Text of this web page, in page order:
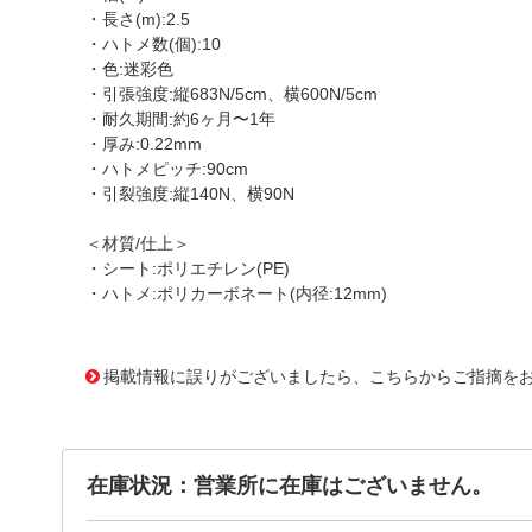
・長さ(m):2.5
・ハトメ数(個):10
・色:迷彩色
・引張強度:縦683N/5cm、横600N/5cm
・耐久期間:約6ヶ月〜1年
・厚み:0.22mm
・ハトメピッチ:90cm
・引裂強度:縦140N、横90N
＜材質/仕上＞
・シート:ポリエチレン(PE)
・ハトメ:ポリカーボネート(内径:12mm)
掲載情報に誤りがございましたら、こちらからご指摘を
在庫状況：営業所に在庫はございません。